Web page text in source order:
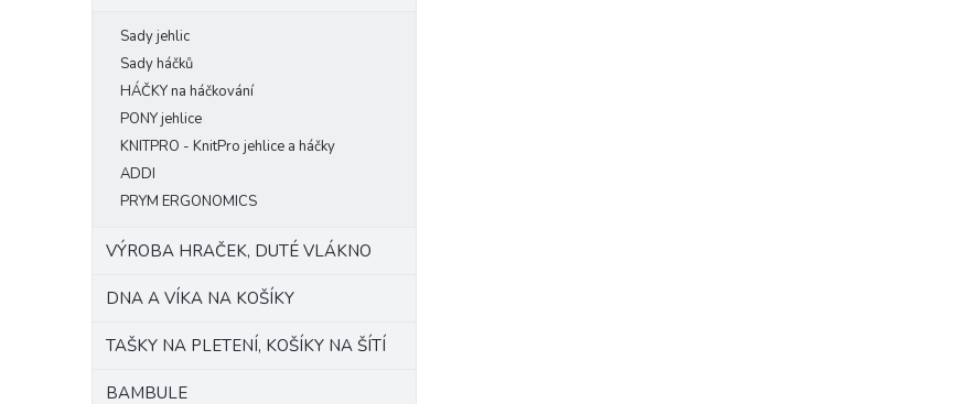
Sady jehlic
Sady háčků
HÁČKY na háčkování
PONY jehlice
KNITPRO - KnitPro jehlice a háčky
ADDI
PRYM ERGONOMICS
VÝROBA HRAČEK, DUTÉ VLÁKNO
DNA A VÍKA NA KOŠÍKY
TAŠKY NA PLETENÍ, KOŠÍKY NA ŠÍTÍ
BAMBULE